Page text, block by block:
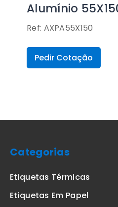
Alumínio
Ref: AXPA55X150
Pedir Cotação
Categorias
Etiquetas Térmicas
Etiquetas Em Papel